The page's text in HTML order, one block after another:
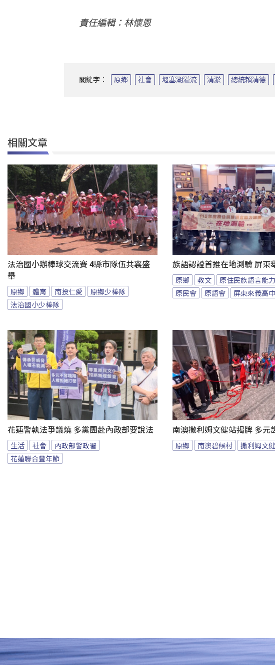
責任編輯：林懷恩
關鍵字： 原鄉 社會 堰塞湖溢流 清淤 總統賴清德
相關文章
法治國小辦棒球交流賽 4縣市隊伍共襄盛
舉
原鄉 體育 南投仁愛
原鄉少棒隊
法治國小少棒隊
族語認證首推在地測驗 屏東
原鄉 教文
原住民族語言能
原民會
原語會 屏東來義高中
花蓮警執法爭議燒 多黨團赴內政部要說法
生活 社會
內政部警政署
花蓮聯合豐年節
南澳撒利姆文健站揭牌 多元
原鄉 南澳碧候村 撒利姆文